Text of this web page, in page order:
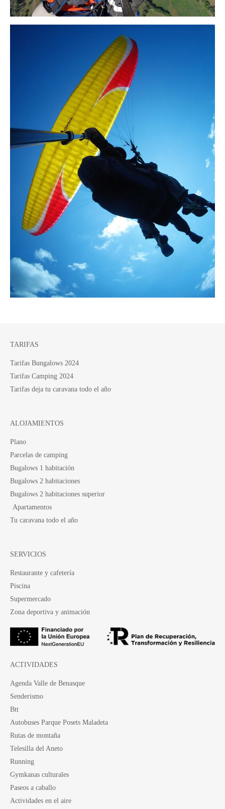
TARIFAS
Tarifas Bungalows 2024
Tarifas Camping 2024
Tarifas deja tu caravana todo el año
ALOJAMIENTOS
Plano
Parcelas de camping
Bugalows 1 habitación
Bugalows 2 habitaciones
Bugalows 2 habitaciones superior
Apartamentos
Tu caravana todo el año
SERVICIOS
Restaurante y cafetería
Piscina
Supermercado
Zona deportiva y animación
ACTIVIDADES
Agenda Valle de Benasque
Senderismo
Btt
Autobuses Parque Posets Maladeta
Rutas de montaña
Telesilla del Aneto
Running
Gymkanas culturales
Paseos a caballo
Actividades en el aire